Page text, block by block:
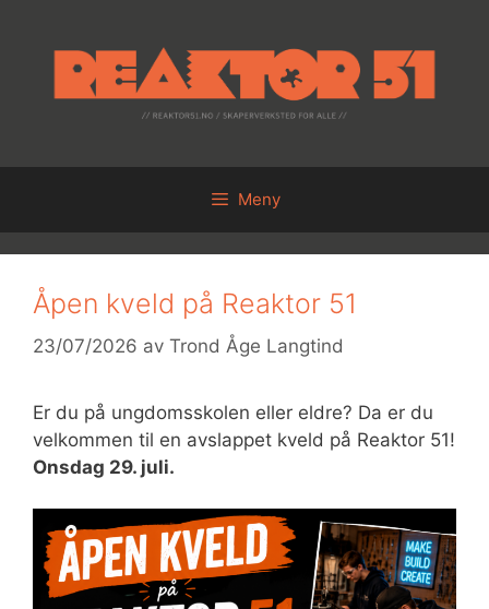
Meny
Åpen kveld på Reaktor 51
23/07/2026 av Trond Åge Langtind
Er du på ungdomsskolen eller eldre? Da er du
velkommen til en avslappet kveld på Reaktor 51!
Onsdag 29. juli.